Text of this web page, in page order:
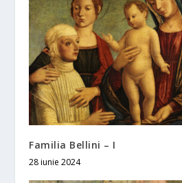
Familia Bellini – I
28 iunie 2024